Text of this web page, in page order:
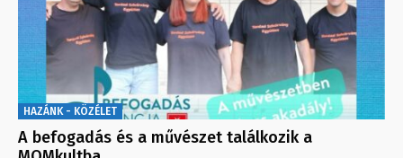
HAZÁNK - KÖZÉLET
A befogadás és a művészet találkozik a